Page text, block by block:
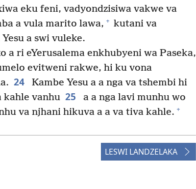
eku feni, vadyondzisiwa vakwe va
a vula marito lawa, + kutani va
a swi vuleke.
a ri eYerusalema enkhubyeni wa Paseka,
evitweni rakwe, hi ku vona
24
Kambe Yesu a a nga va tshembi hi
kahle vanhu 25
a a nga lavi munhu wo
va njhani hikuva a a va tiva kahle. +
LESWI LANDZELAKA